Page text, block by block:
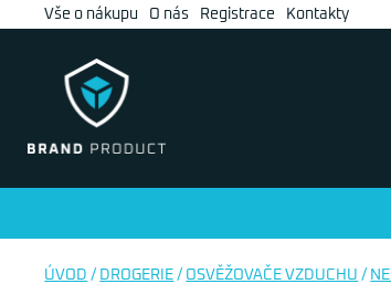
Vše o nákupu O nás Registrace Kontakty
ÚVOD / DROGERIE / OSVĚŽOVAČE VZDUCHU /